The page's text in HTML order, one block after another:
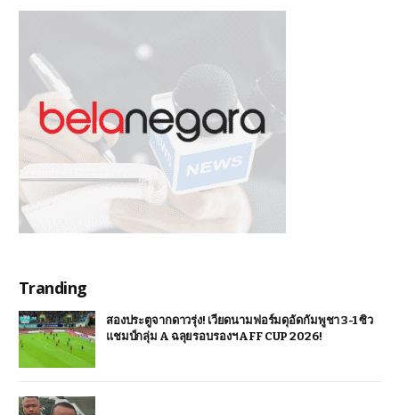
Tranding
สองประตูจากดาวรุ่ง! เวียดนามฟอร์มดุอัดกัมพูชา 3-1 ซิว
แชมป์กลุ่ม A ฉลุยรอบรองฯ AFF CUP 2026!